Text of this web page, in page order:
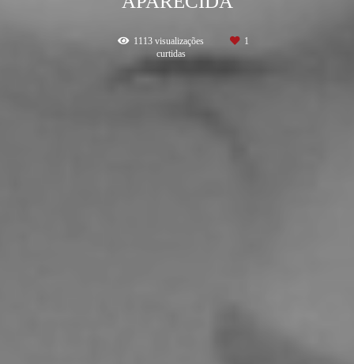
1113visualizações
1
curtidas